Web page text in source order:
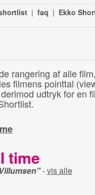
| faq | Ekko
rangering af alle
filmens pointtal
udtryk for en
time
-vis alle